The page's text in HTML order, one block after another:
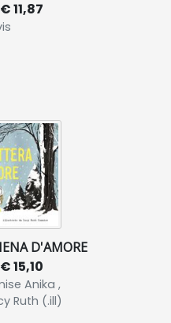
€ 11,87
D'AMORE
€ 15,10
Anika ,
Ruth (.ill)